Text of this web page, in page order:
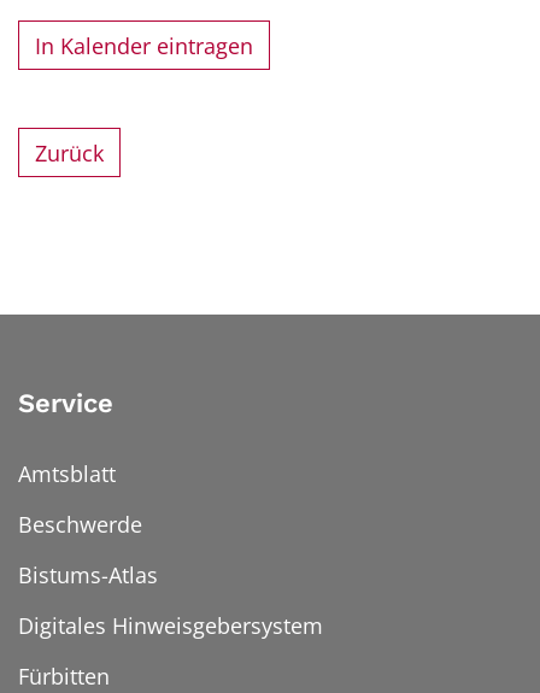
In Kalender eintragen
Zurück
Service
Amtsblatt
Beschwerde
Bistums-Atlas
Digitales Hinweisgebersystem
Fürbitten